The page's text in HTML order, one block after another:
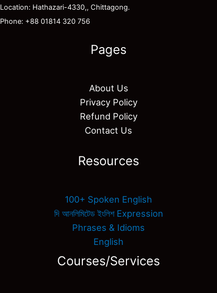
Location: Hathazari-4330,, Chittagong.
Phone: +88 01814 320 756
Pages
About Us
Privacy Policy
Refund Policy
Contact Us
Resources
100+ Spoken English
দি আনলিমিটেড ইংলিশ Expression
Phrases & Idioms
English
Courses/Services